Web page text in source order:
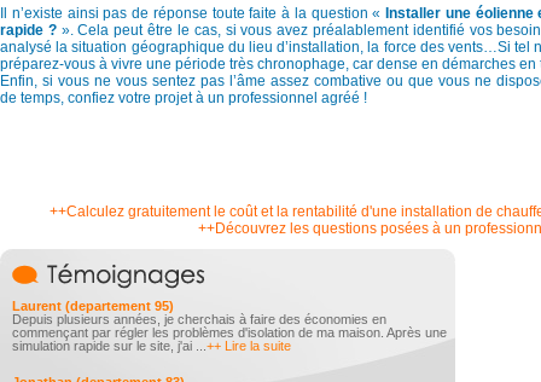
Il n’existe ainsi pas de réponse toute faite à la question « Installer une
rapide ? ». Cela peut être le cas, si vous avez préalablement identifié vos
analysé la situation géographique du lieu d’installation, la force des vents…Si tel
préparez-vous à vivre une période très chronophage, car dense en démarches en
Enfin, si vous ne vous sentez pas l’âme assez combative ou que vous ne
de temps, confiez votre projet à un professionnel agréé !
++Calculez gratuitement le coût et la rentabilité d'une installation de
++Découvrez les questions posées à un
Laurent (departement 95)
Depuis plusieurs années, je cherchais à faire des économies en
commençant par régler les problèmes d'isolation de ma maison. Après une
simulation rapide sur le site, j'ai ... ++ Lire la suite